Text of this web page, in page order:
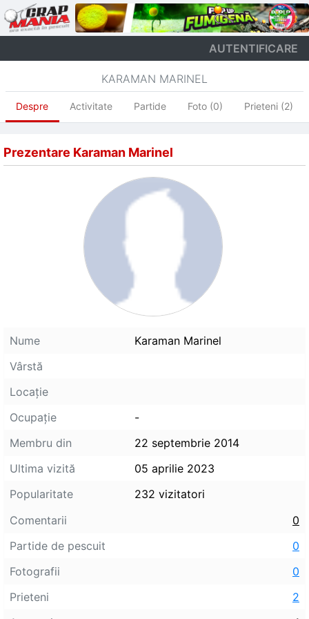
AUTENTIFICARE
KARAMAN MARINEL
Despre Activitate Partide Foto (0) Prieteni (2)
Prezentare Karaman Marinel
Nume
Karaman Marinel
Vârstă
Locaţie
Ocupaţie
-
Membru din
22 septembrie 2014
Ultima vizită
05 aprilie 2023
Popularitate
232 vizitatori
Comentarii
0
Partide de pescuit
0
Fotografii
0
Prieteni
2